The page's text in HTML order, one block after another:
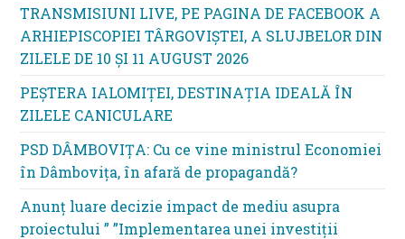
TRANSMISIUNI LIVE, PE PAGINA DE FACEBOOK A
ARHIEPISCOPIEI TÂRGOVIȘTEI, A SLUJBELOR DIN
ZILELE DE 10 ȘI 11 AUGUST 2026
PEȘTERA IALOMIȚEI, DESTINAȚIA IDEALĂ ÎN
ZILELE CANICULARE
PSD DÂMBOVIȚA: Cu ce vine ministrul Economiei
în Dâmbovița, în afară de propagandă?
Anunț luare decizie impact de mediu asupra
proiectului ” ”Implementarea unei investiții